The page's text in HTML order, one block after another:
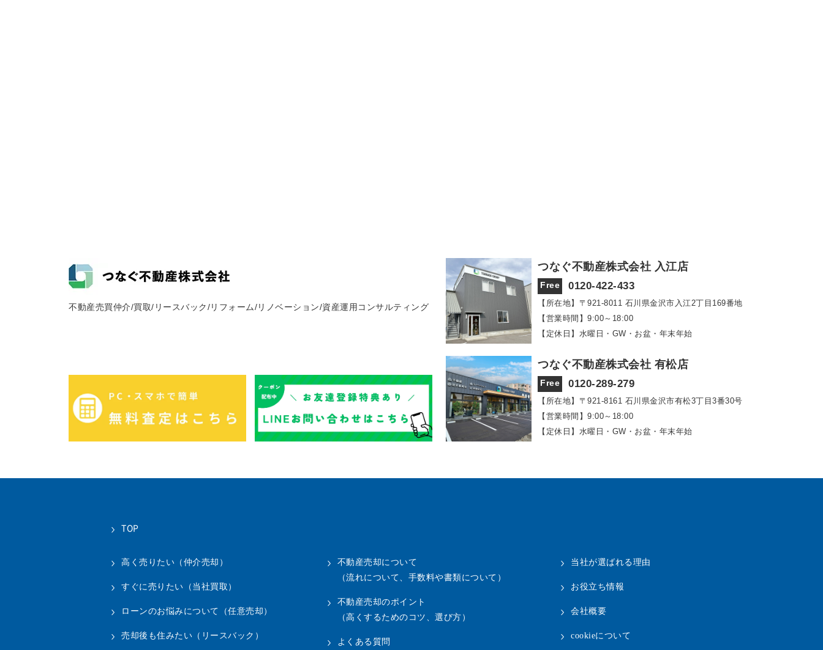
不動産売買仲介/買取/リースバック/リフォーム/リノベーション/資産運用コンサルティング
つなぐ不動産株式会社 入江店
Free 0120-422-433
【所在地】〒921‐8011 石川県金沢市入江2丁目169番地
【営業時間】9:00～18:00
【定休日】水曜日・GW・お盆・年末年始
つなぐ不動産株式会社 有松店
Free 0120-289-279
【所在地】〒921‐8161 石川県金沢市有松3丁目3番30号
【営業時間】9:00～18:00
【定休日】水曜日・GW・お盆・年末年始
TOP
高く売りたい（仲介売却）
すぐに売りたい（当社買取）
ローンのお悩みについて（任意売却）
売却後も住みたい（リースバック）
不動産売却について
（流れについて、手数料や書類について）
不動産売却のポイント
（高くするためのコツ、選び方）
よくある質問
当社が選ばれる理由
お役立ち情報
会社概要
cookieについて